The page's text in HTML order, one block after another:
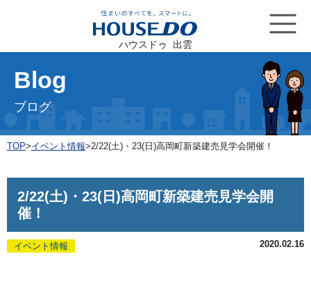
ハウスドゥ 出雲
Blog
ブログ
TOP>イベント情報>2/22(土)・23(日)高岡町新築建売見学会開催！
2/22(土)・23(日)高岡町新築建売見学会開
催！
イベント情報 2020.02.16